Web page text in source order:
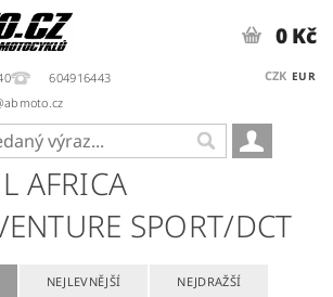
604916443
CZK EUR
0 Kč
AFRICA
SPORT/DCT
NEJLEVNĚJŠÍ NEJDRAŽŠÍ